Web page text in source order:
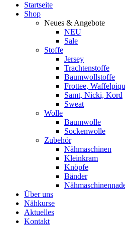
Startseite
Shop
Neues & Angebote
NEU
Sale
Stoffe
Jersey
Trachtenstoffe
Baumwollstoffe
Frottee,
Samt, Nicki, Kord
Sweat
Wolle
Baumwolle
Sockenwolle
Zubehör
Nähmaschinen
Kleinkram
Knöpfe
Bänder
Über uns
Nähkurse
Aktuelles
Kontakt